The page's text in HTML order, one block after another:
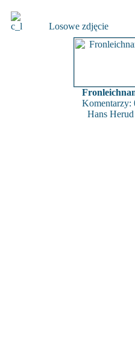
Losowe zdjęcie
Komentarzy:
Hans Herud